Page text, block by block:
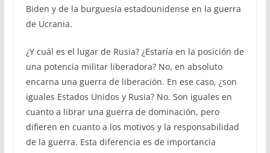
Biden y de la burguesía estadounidense en la guerra
de Ucrania.
¿Y cuál es el lugar de Rusia? ¿Estaría en la posición de
una potencia militar liberadora? No, en absoluto
encarna una guerra de liberación. En ese caso, ¿son
iguales Estados Unidos y Rusia? No. Son iguales en
cuanto a librar una guerra de dominación, pero
difieren en cuanto a los motivos y la responsabilidad
de la guerra. Esta diferencia es de importancia